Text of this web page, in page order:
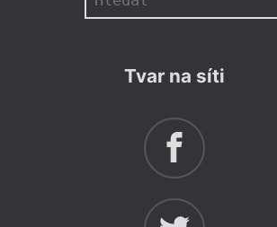
Tvar na síti